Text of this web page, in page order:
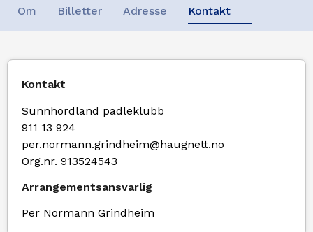
Om Billetter Adresse Kontakt
Kontakt
Sunnhordland padleklubb
911 13 924
per.normann.grindheim@haugnett.no
Org.nr. 913524543
Arrangementsansvarlig
Per Normann Grindheim